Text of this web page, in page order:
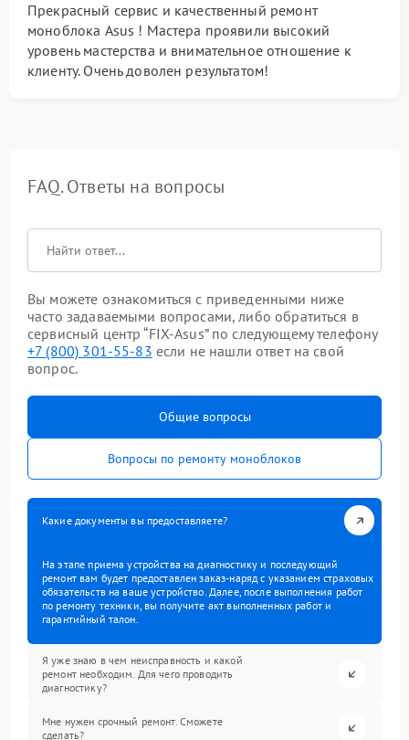
Прекрасный сервис и качественный ремонт
моноблока Asus ! Мастера проявили высокий
уровень мастерства и внимательное отношение к
клиенту. Очень доволен результатом!
FAQ. Ответы на вопросы
Вы можете ознакомиться с приведенными ниже
часто задаваемыми вопросами, либо обратиться в
сервисный центр “FIX-Asus” по следующему телефону
+7 (800) 301-55-83 если не нашли ответ на свой
вопрос.
Общие вопросы
Вопросы по ремонту моноблоков
Какие документы вы предоставляете?
На этапе приема устройства на диагностику и последующий
ремонт вам будет предоставлен заказ-наряд с указанием страховых
обязательств на ваше устройство. Далее, после выполнения работ
по ремонту техники, вы получите акт выполненных работ и
гарантийный талон.
Я уже знаю в чем неисправность и какой
ремонт необходим. Для чего проводить
диагностику?
Мне нужен срочный ремонт. Сможете
сделать?